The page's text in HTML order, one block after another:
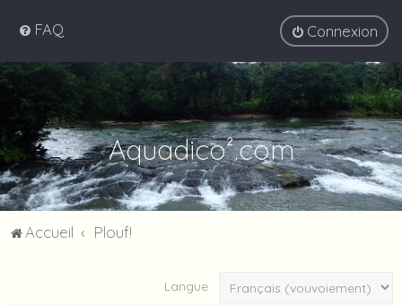
FAQ Connexion
Aquadico².com
Accueil Plouf!
Langue :